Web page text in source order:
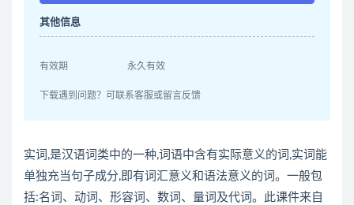
其他信息
有效期 永久有效
下载遇到问题？可联系客服或留言反馈
实词,是汉语词类中的一种,词语中含有实际意义的词,实词能
单独充当句子成分,即有词汇意义和语法意义的词。一般包
括:名词、动词、形容词、数词、量词及代词。此课件来自